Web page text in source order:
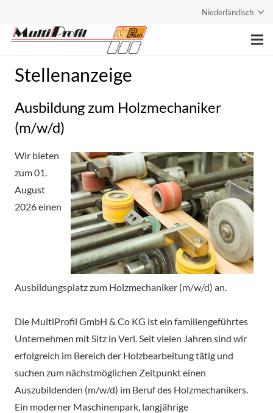
Niederländisch
Hoofdpagina
Diensten
Producten
Stellenanzeige
Ausbildung zum Holzmechaniker
(m/w/d)
Wir bieten
zum 01.
August
2026 einen
Ausbildungsplatz zum Holzmechaniker (m/w/d) an.
Die MultiProfil GmbH & Co KG ist ein familiengeführtes
Unternehmen mit Sitz in Verl. Seit vielen Jahren sind wir
erfolgreich im Bereich der Holzbearbeitung tätig und
suchen zum nächstmöglichen Zeitpunkt einen
Auszubildenden (m/w/d) im Beruf des Holzmechanikers.
Ein moderner Maschinenpark, langjährige